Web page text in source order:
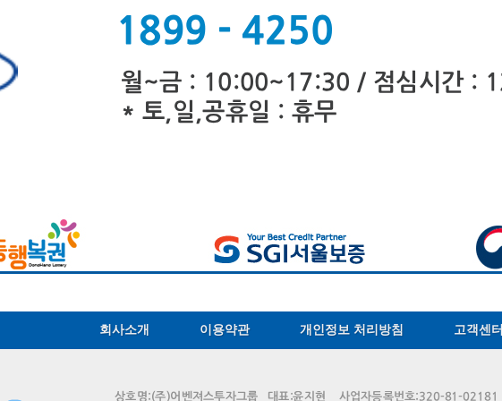
회사소개 이용약관 개인정보 처리방침 고객센